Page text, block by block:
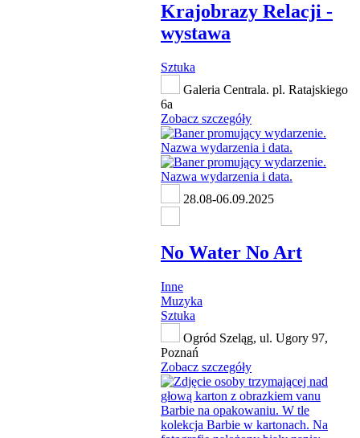
Krajobrazy Relacji -
wystawa
Sztuka
Galeria Centrala. pl. Ratajskiego
6a
Zobacz szczegóły
28.08-06.09.2025
No Water No Art
Inne
Muzyka
Sztuka
Ogród Szeląg, ul. Ugory 97,
Poznań
Zobacz szczegóły